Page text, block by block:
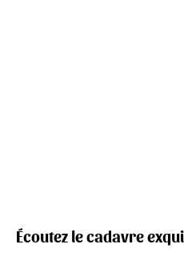
Écoutez le cadavre